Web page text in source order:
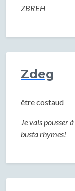
ZBREH
Zdeg
être costaud
Je vais pousser
busta rhymes!